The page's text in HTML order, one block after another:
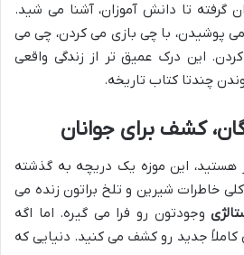
گرفته تا دانش آموزان، آشنا می شید.
پوشیدن، با چی بازی می کردن، چی می
این درک عمیق تر از زندگی واقعی
چندتا کتاب تاریخه.
کشف برای جوانان
هستید، این موزه یک دریچه به گذشته
خاطرات شیرین و تلخ براتون زنده می
وجودتون رو فرا می گیره. اما اگه
کاملاً جدید رو کشف می کنید. دنیایی که